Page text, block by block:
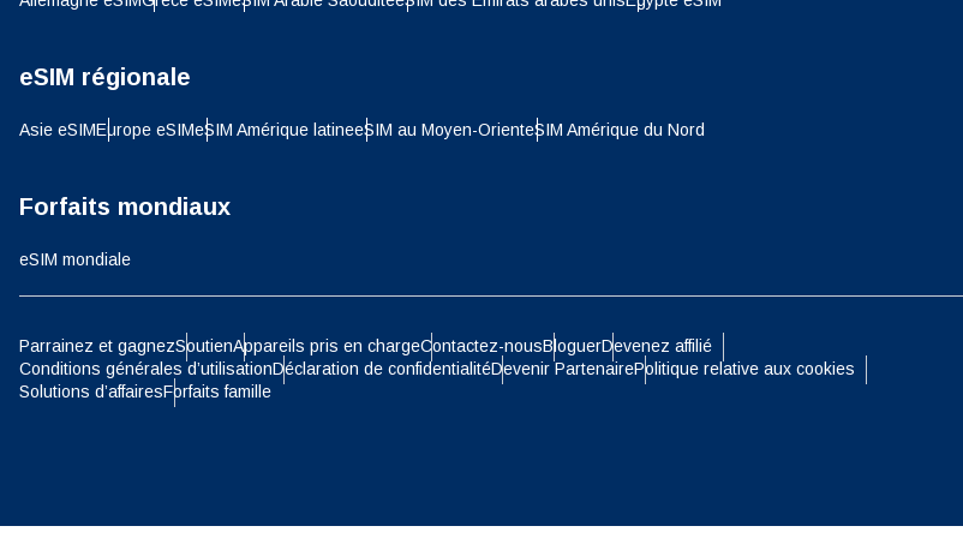
eSIM régionale
Asie eSIMEurope eSIMeSIM Amérique latineeSIM au Moyen-OrienteSIM Amérique du Nord
Forfaits mondiaux
eSIM mondiale
Parrainez et gagnezSoutienAppareils pris en chargeContactez-nousBloguerDevenez affilié
Conditions générales d’utilisationDéclaration de confidentialitéDevenir PartenairePolitique relative aux cookies
Solutions d’affairesForfaits famille
Polski
SGD - Dollar De Singapour
CAD - Dollar Canadien GBP - Livre Sterling